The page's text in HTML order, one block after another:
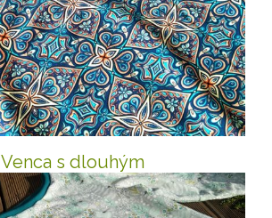
Venca s dlouhým